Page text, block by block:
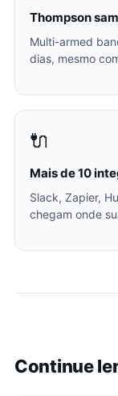
Thompson
Multi-armed
dias, mesmo
🔌
Mais de 10
Slack, Zapier,
chegam onde
Continue